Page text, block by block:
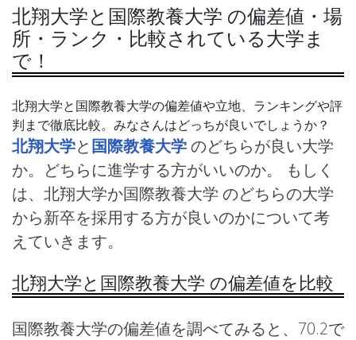
北翔大学と国際教養大学 の偏差値・場
所・ランク・比較されている大学ま
で！
北翔大学と国際教養大学の偏差値や立地、ランキングや評
判まで徹底比較。みなさんはどっちが良いでしょうか？
北翔大学と国際教養大学のどちらが良い大学
か。どちらに進学する方がいいのか。 もしく
は、北翔大学か国際教養大学 のどちらの大学
から新卒を採用する方が良いのかについて考
えていきます。
北翔大学と国際教養大学 の偏差値を比較
国際教養大学の偏差値を調べてみると、70.2で